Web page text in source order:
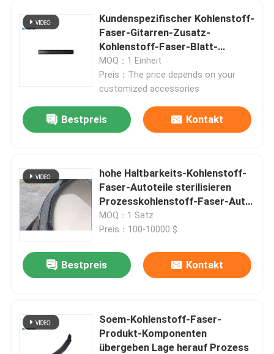
Kundenspezifischer Kohlenstoff-
Faser-Gitarren-Zusatz-
Kohlenstoff-Faser-Blatt-
Hersteller
MOQ：1 Einheit
Preis：The price depends on your
customized accessories
Bestpreis Kontakt
hohe Haltbarkeits-Kohlenstoff-
Faser-Autoteile sterilisieren
Prozesskohlenstoff-Faser-Auto
Accessoriesr
MOQ：1 Satz
Preis：100-10000 $
Bestpreis Kontakt
Soem-Kohlenstoff-Faser-
Produkt-Komponenten
übergeben Lage herauf Prozess